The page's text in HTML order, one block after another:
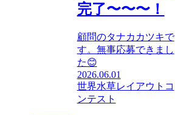
完了〜〜〜！
顧問のタナカカツキで
す。無事応募できまし
た😊
2026.06.01
世界水草レイアウトコ
ンテスト